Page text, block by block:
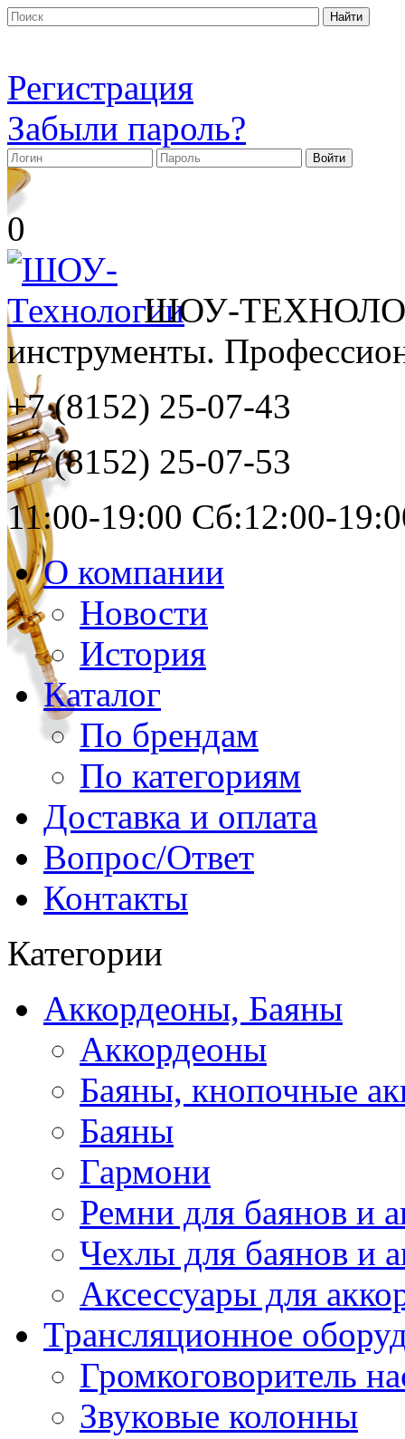
Регистрация
Забыли пароль?
0
ШОУ-
инструменты.
+7 (8152) 25-07-43
+7 (8152) 25-07-53
11:00-19:00 Сб:12:00-
О компании
Новости
История
Каталог
По брендам
По категориям
Доставка и оплата
Вопрос/Ответ
Контакты
Категории
Аккордеоны, Баяны
Аккордеоны
Баяны, кнопочные
Баяны
Гармони
Ремни для баянов и
Чехлы для баянов и
Аксессуары для
Трансляционное
Громкоговоритель
Звуковые колонны